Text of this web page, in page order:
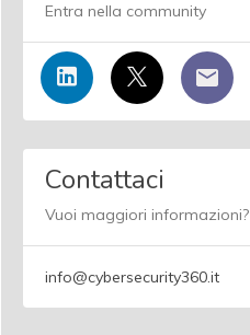
Entra nella community
Contattaci
Vuoi maggiori informazioni?
info@cybersecurity360.it